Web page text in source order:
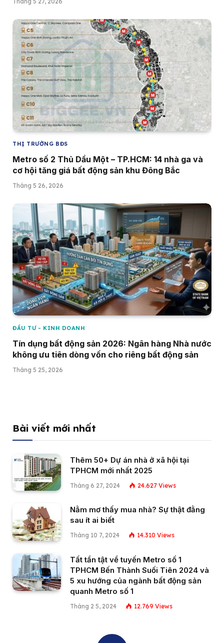
THỊ TRƯỜNG BĐS
Metro số 2 Thủ Dầu Một – TP.HCM: 14 nhà ga và
cơ hội tăng giá bất động sản khu Đông Bắc
Tháng 5 26, 2026
ĐẦU TƯ - KINH DOANH
Tín dụng bất động sản 2026: Ngân hàng Nhà nước
không ưu tiên dòng vốn cho riêng bất động sản
Tháng 5 25, 2026
Bài viết mới nhất
Thêm 50+ Dự án nhà ở xã hội tại
TPHCM mới nhất 2025
Tháng 6 27, 2024 24.627 Views
Nằm mơ thấy mua nhà? Sự thật đằng
sau ít ai biết
Tháng 10 7, 2024 14.310 Views
Tất tần tật về tuyến Metro số 1
TPHCM Bến Thành Suối Tiên 2024 và
5 xu hướng của ngành bất động sản
quanh Metro số 1
Tháng 2 5, 2024 12.769 Views